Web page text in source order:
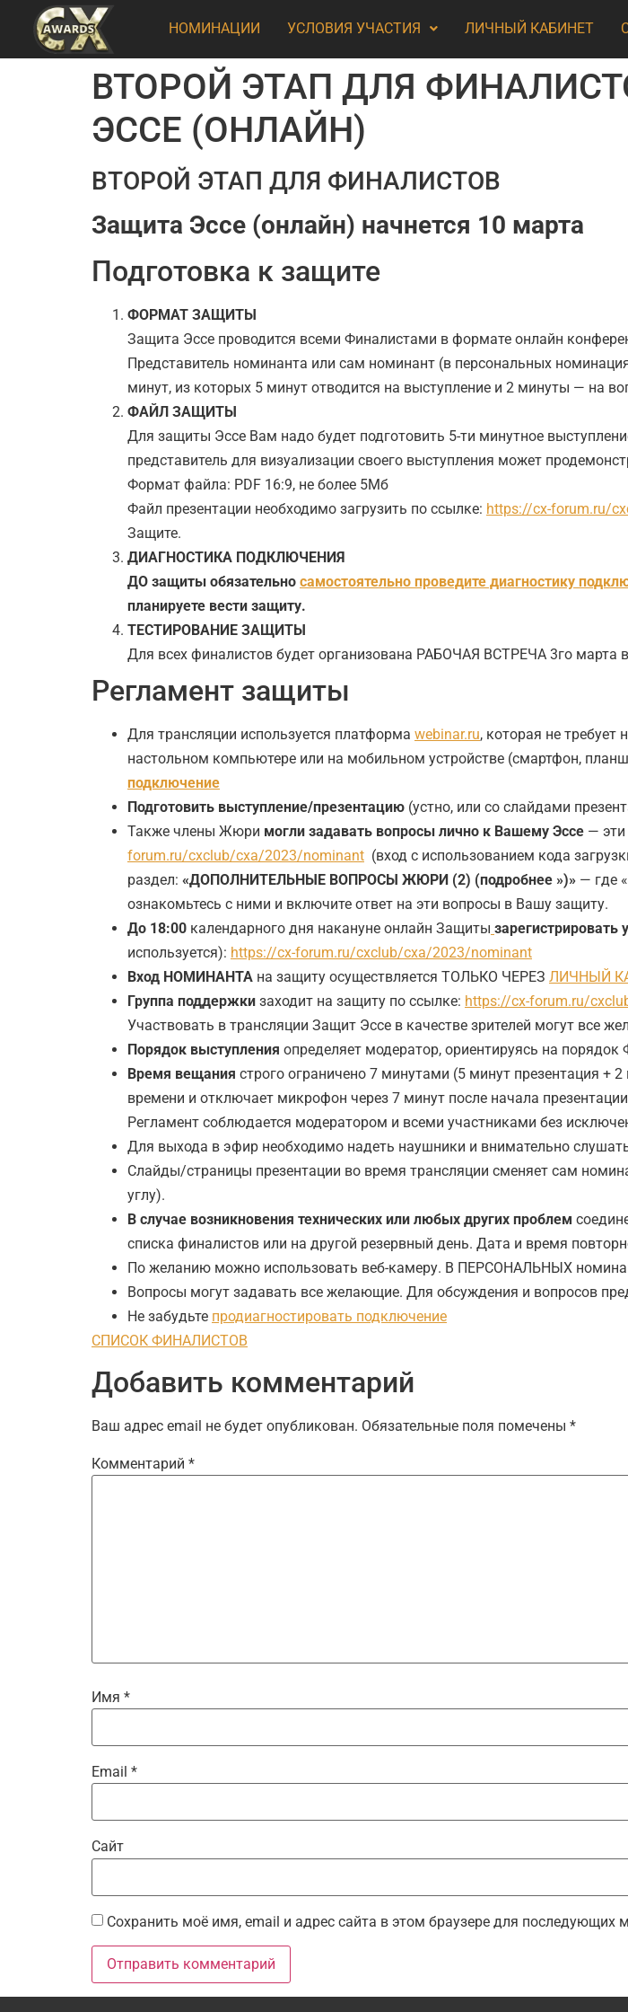
НОМИНАЦИИ УСЛОВИЯ УЧАСТИЯ ЛИЧНЫЙ КАБИНЕТ
ВТОРОЙ ЭТАП ДЛЯ
ЭССЕ (ОНЛАЙН)
ВТОРОЙ ЭТАП ДЛЯ ФИНАЛИСТОВ
Защита Эссе (онлайн) начнется 10 марта
Подготовка к защите
ФОРМАТ ЗАЩИТЫ
Защита Эссе проводится всеми Финалистами в формате онлайн
Представитель номинанта или сам номинант (в персональных
минут, из которых 5 минут отводится на выступление и 2 минуты — на
ФАЙЛ ЗАЩИТЫ
Для защиты Эссе Вам надо будет подготовить 5-ти минутное
представитель для визуализации своего выступления может
Формат файла: PDF 16:9, не более 5Мб
Файл презентации необходимо загрузить по ссылке: https://cx-forum.ru/
Защите.
ДИАГНОСТИКА ПОДКЛЮЧЕНИЯ
ДО защиты обязательно самостоятельно проведите диагностику
планируете вести защиту.
ТЕСТИРОВАНИЕ ЗАЩИТЫ
Для всех финалистов будет организована РАБОЧАЯ ВСТРЕЧА 3го марта
Регламент защиты
Для трансляции используется платформа webinar.ru, которая не
настольном компьютере или на мобильном устройстве (смартфон,
подключение
Подготовить выступление/презентацию (устно, или со слайдами
Также члены Жюри могли задавать вопросы лично к Вашему Эссе —
forum.ru/cxclub/cxa/2023/nominant (вход с использованием кода
раздел: «ДОПОЛНИТЕЛЬНЫЕ ВОПРОСЫ ЖЮРИ (2) (подробнее »)» — где
ознакомьтесь с ними и включите ответ на эти вопросы в Вашу защиту.
До 18:00 календарного дня накануне онлайн Защиты зарегистрировать
используется): https://cx-forum.ru/cxclub/cxa/2023/nominant
Вход НОМИНАНТА на защиту осуществляется ТОЛЬКО ЧЕРЕЗ ЛИЧНЫЙ
Группа поддержки заходит на защиту по ссылке: https://cx-forum.ru/
Участвовать в трансляции Защит Эссе в качестве зрителей могут все
Порядок выступления определяет модератор, ориентируясь на порядок
Время вещания строго ограничено 7 минутами (5 минут презентация +
времени и отключает микрофон через 7 минут после начала
Регламент соблюдается модератором и всеми участниками без
Для выхода в эфир необходимо надеть наушники и внимательно
Слайды/страницы презентации во время трансляции сменяет сам
углу).
В случае возникновения технических или любых других проблем
списка финалистов или на другой резервный день. Дата и время
По желанию можно использовать веб-камеру. В ПЕРСОНАЛЬНЫХ
Вопросы могут задавать все желающие. Для обсуждения и вопросов
Не забудьте продиагностировать подключение
СПИСОК ФИНАЛИСТОВ
Добавить комментарий
Ваш адрес email не будет опубликован. Обязательные поля помечены *
Комментарий *
Имя *
Email *
Сайт
Сохранить моё имя, email и адрес сайта в этом браузере для последующих